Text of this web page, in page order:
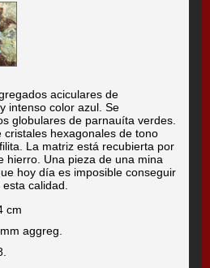
aciculares de
intenso color azul. Se
globulares de parnauíta verdes.
cristales hexagonales de tono
La matriz está recubierta por
hierro. Una pieza de una mina
hoy día es imposible conseguir
calidad.
cm
aggreg.